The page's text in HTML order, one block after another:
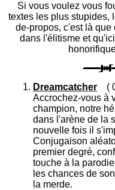
Si vous voulez vous
textes les plus stupides,
de-propos, c'est là que
dans l'élitisme et
Dreamcatcher (
Accrochez-vous à
champion, notre
dans l'arène de la
nouvelle fois il
Conjugaison
premier degré,
touche à la
les chances de
la merde.